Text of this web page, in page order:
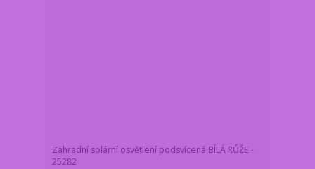
Zahradní solární osvětlení podsvícená BÍLÁ RŮŽE -
25282